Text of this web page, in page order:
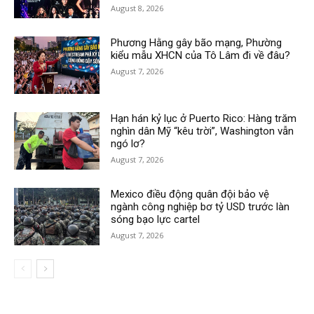
August 8, 2026
Phương Hằng gây bão mạng, Phường
kiểu mẫu XHCN của Tô Lâm đi về đâu?
August 7, 2026
Hạn hán kỷ lục ở Puerto Rico: Hàng trăm
nghìn dân Mỹ “kêu trời”, Washington vẫn
ngó lơ?
August 7, 2026
Mexico điều động quân đội bảo vệ
ngành công nghiệp bơ tỷ USD trước làn
sóng bạo lực cartel
August 7, 2026